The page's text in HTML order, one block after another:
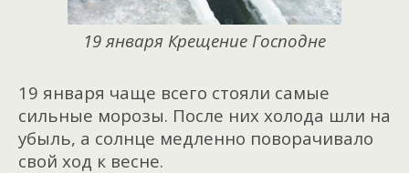
19 января Крещение Господне
19 января чаще всего стояли самые
сильные морозы. После них холода шли на
убыль, а солнце медленно поворачивало
свой ход к весне.